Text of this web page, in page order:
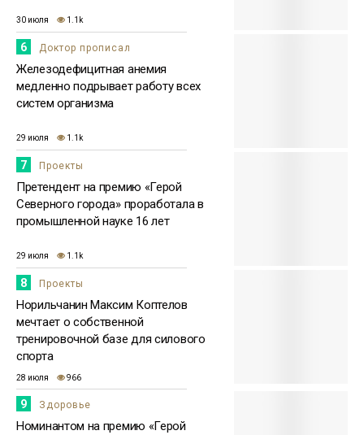
30 июля 1.1k
6 Доктор прописал
Железодефицитная анемия
медленно подрывает работу всех
систем организма
29 июля 1.1k
7 Проекты
Претендент на премию «Герой
Северного города» проработала в
промышленной науке 16 лет
29 июля 1.1k
8 Проекты
Норильчанин Максим Коптелов
мечтает о собственной
тренировочной базе для силового
спорта
28 июля 966
9 Здоровье
Номинантом на премию «Герой